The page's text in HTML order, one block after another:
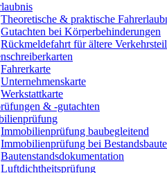
Theoretische & praktische
Gutachten bei Körperbehinderungen
Rückmeldefahrt für ältere
Fahrerkarte
Unternehmenskarte
Werkstattkarte
& -gutachten
Immobilienprüfung baubegleitend
Immobilienprüfung bei
Bautenstandsdokumentation
Luftdichtheitsprüfung